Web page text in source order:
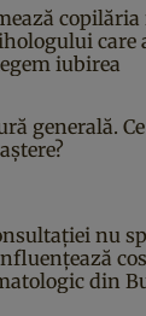
iubirea
generală.
nu
din